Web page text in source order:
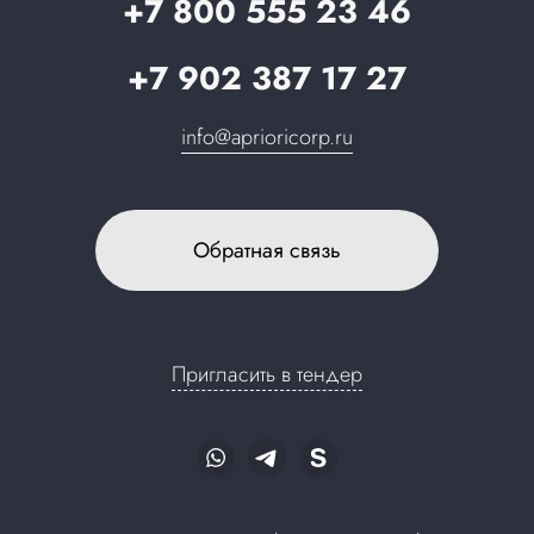
+7 800 555 23 46
+7 902 387 17 27
info@aprioricorp.ru
Обратная связь
Пригласить в тендер